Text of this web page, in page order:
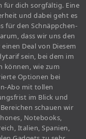
für dich sorgfältig. Eine
und dabei geht es
für den Schnäppchen-
dass wir uns den
Deal von Diesem
sein, bei dem im
können, wie zum
Optionen bei
Abo mit tollen
im Blick und
schauen wir
Notebooks,
Italien, Spanien,